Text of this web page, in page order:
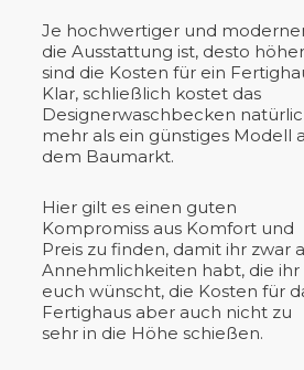
Je hochwertiger und
die Ausstattung ist, desto höher
sind die Kosten für ein
Klar, schließlich kostet das
Designerwaschbecken
mehr als ein günstiges Modell
dem Baumarkt.
Hier gilt es einen guten
Kompromiss aus Komfort und
Preis zu finden, damit ihr zwar
Annehmlichkeiten habt, die ihr
euch wünscht, die Kosten für
Fertighaus aber auch nicht zu
sehr in die Höhe schießen.